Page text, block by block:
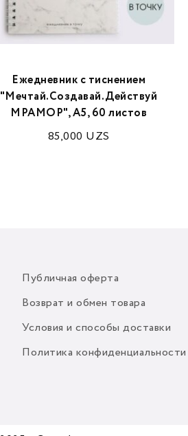
Ежедневник с тиснением
"Мечтай.Создавай.Действуй
МРАМОР", А5, 60 листов
85,000 UZS
Публичная оферта
Возврат и обмен товара
Условия и способы доставки
Политика конфиденциальности